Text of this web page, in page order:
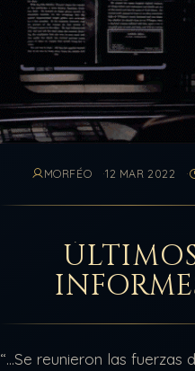
MORFÉO 12 MAR 2022
“…Se reunieron las fuerzas